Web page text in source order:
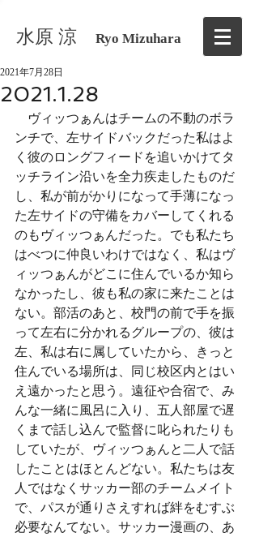
水原 涼 Ryo Mizuhara
2021.1.28
2021年7月28日
ヴィッつぁんはチームの不動のボラ
ンチで、左サイドバックだった私はよ
く彼のロングフィードを追いかけてタ
ッチライン沿いを全力疾走したものだ
し、私が前がかりになって手薄になっ
た左サイドの守備をカバーしてくれる
のもヴィッつぁんだった。でも私たち
はべつに仲良いわけではなく、私はヴ
ィッつぁんがどこに住んでいるか知ら
なかったし、彼も私の家に来たことは
ない。部活のあと、校門の前で手を振
って左右に分かれるグループの、彼は
左、私は右に属していたから、きっと
住んでいる場所は、同じ校区内とはい
え遠かったと思う。遠征や合宿で、み
んな一緒に風呂に入り、五人部屋で遅
くまで話し込んで監督に叱られたりも
していたが、ヴィッつぁんと二人で話
したことはほとんどない。私たちは友
人ではなくサッカー部のチームメイト
で、パスが通りさえすれば絆をむすぶ
必要なんてない。サッカー漫画の、あ